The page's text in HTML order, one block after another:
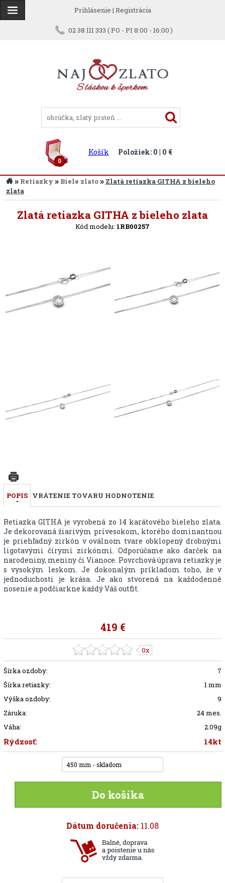
Prihlásenie | Registrácia
02 38 111 333 ( PO - PI 8:00 - 16:00 )
0
Košík Položiek: 0 | 0 €
» Retiazky » Biele zlato» Zlatá retiazka GITHA z bieleho
zlata
Zlatá retiazka GITHA z bieleho zlata
Kód modelu: 1RB00257
Späť
POPIS VRÁTENIE TOVARU HODNOTENIE
Retiazka GITHA je vyrobená zo 14 karátového bieleho zlata.
Je dekorovaná žiarivým prívesokom, ktorého dominantnou
je priehľadný zirkón v oválnom tvare obklopený drobnými
ligotavými čírymi zirkónmi. Odporúčame ako darček na
narodeniny, meniny či Vianoce. Povrchová úprava retiazky je
s vysokým leskom. Je dokonalým príkladom toho, že v
jednoduchosti je krása. Je ako stvorená na každodenné
nosenie a podčiarkne každý Váš outfit.
419 €
0x
Šírka ozdoby:
7
Šírka retiazky:
1 mm
Výška ozdoby:
9
Záruka:
24 mes.
Váha:
2.09g
Rýdzosť: 14kt
450 mm - skladom
Do košíka
Dátum doručenia: 11.08